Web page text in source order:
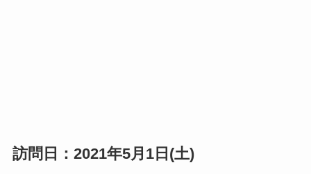
訪問日：2021年5月1日(土)